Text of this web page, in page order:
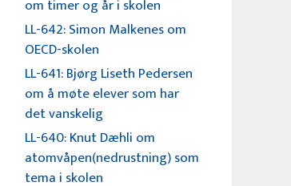
om timer og år i skolen
LL-642: Simon Malkenes om
OECD-skolen
LL-641: Bjørg Liseth Pedersen
om å møte elever som har
det vanskelig
LL-640: Knut Dæhli om
atomvåpen(nedrustning) som
tema i skolen